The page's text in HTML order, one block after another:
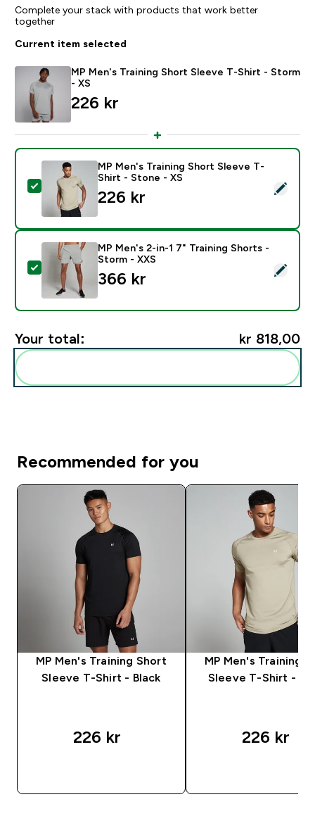
Complete your stack with products that work better
together
Current item selected
MP Men's Training Short Sleeve T-Shirt - Storm
- XS
226 kr‎
Select this product - MP Men's Training Short Sleeve
MP Men's Training Short Sleeve T-
Shirt - Stone - XS
226 kr‎
Select this product - MP Men's 2-in-1 7" Training
MP Men's 2-in-1 7" Training Shorts -
Storm - XXS
366 kr‎
Your total: kr 818,00‎
Recommended for you
MP Men's Training Short
Sleeve T-Shirt - Black
226 kr‎
MP Men's Training
Sleeve T-Shirt -
226 kr‎